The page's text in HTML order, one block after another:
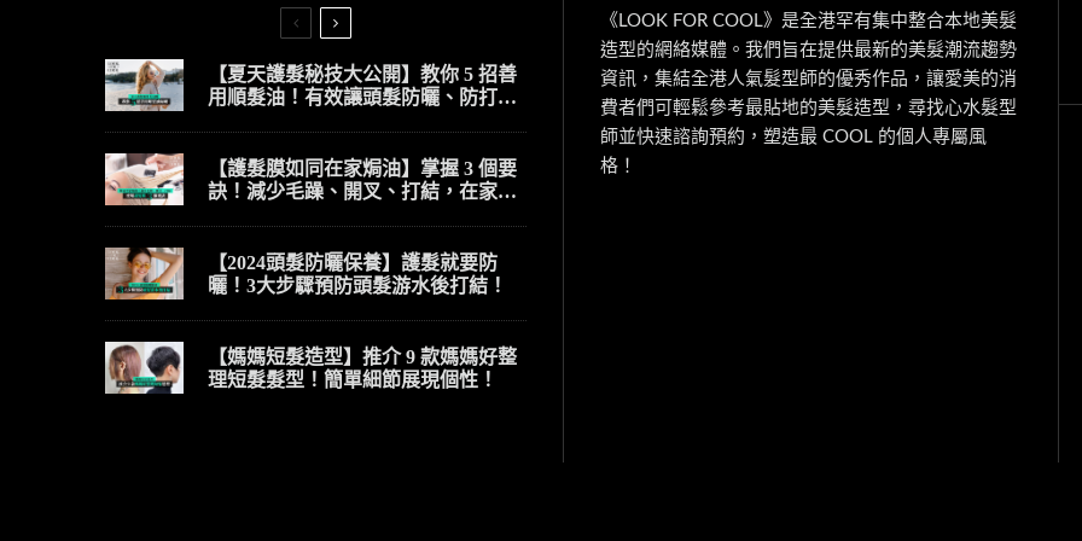
【夏天護髮秘技大公開】教你 5 招善
用順髮油！有效讓頭髮防曬、防打
【護髮膜如同在家焗油】掌握 3 個要
訣！減少毛躁、開叉、打結，在家護
【2024頭髮防曬保養】護髮就要防
曬！3大步驟預防頭髮游水後打結！
【媽媽短髮造型】推介 9 款媽媽好整
理短髮髮型！簡單細節展現個性！
《LOOK FOR COOL》是全港罕有集中整合本地美髮
造型的網絡媒體。我們旨在提供最新的美髮潮流趨勢
資訊，集結全港人氣髮型師的優秀作品，讓愛美的消
費者們可輕鬆參考最貼地的美髮造型，尋找心水髮型
師並快速諮詢預約，塑造最 COOL 的個人專屬風
格！